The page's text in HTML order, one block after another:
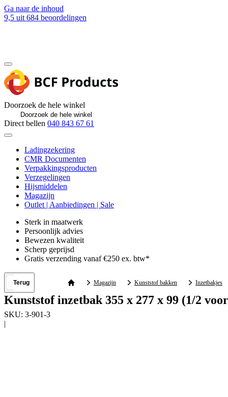
Ga naar de inhoud
9,5 uit 684 beoordelingen
Doorzoek de hele winkel
Direct bellen 040 843 67 61
Ladingzekering
CMR Documenten
Verpakkingsproducten
Verzegelingen
Hijsmiddelen
Magazijn
Outlet | Aanbiedingen | Sale
Sterk in maatwerk
Persoonlijk advies
Bewezen kwaliteit
Scherp geprijsd
Gratis verzending vanaf €250 ex. btw*
Terug Magazijn Kunststof bakken Inzetbakjes
Kunststof inzetbak 355 x 277 x 99 (1/2
SKU: 3-901-3
|